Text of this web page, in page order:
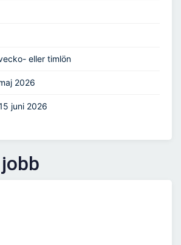
eller timlön
2026
juni 2026